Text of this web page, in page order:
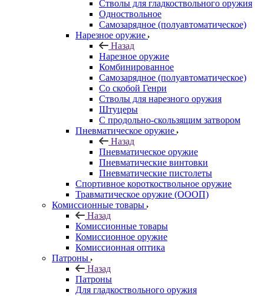
Стволы для гладкоствольного оружия
Одноствольное
Самозарядное (полуавтоматическое)
Нарезное оружие
Назад
Нарезное оружие
Комбинированное
Самозарядное (полуавтоматическое)
Со скобой Генри
Стволы для нарезного оружия
Штуцеры
С продольно-скользящим затвором
Пневматическое оружие
Назад
Пневматическое оружие
Пневматические винтовки
Пневматические пистолеты
Спортивное короткоствольное оружие
Травматическое оружие (ОООП)
Комиссионные товары
Назад
Комиссионные товары
Комиссионное оружие
Комиссионная оптика
Патроны
Назад
Патроны
Для гладкоствольного оружия